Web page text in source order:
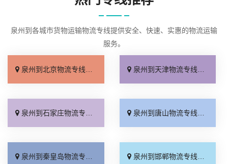
泉州到各城市货物运输物流专线提供安全、快速、实惠的物流运输
服务。
泉州到北京物流专线_几天到达「按时送达」 泉州到天津物流专线_运价查询「实时跟踪 」
泉州到石家庄物流专线_无需中转「来电咨询」 泉州到唐山物流专线_直达特快专线「市县闪送」
泉州到秦皇岛物流专线_直通专线「高效快运」 泉州到邯郸物流专线_合理收费「零担配货」